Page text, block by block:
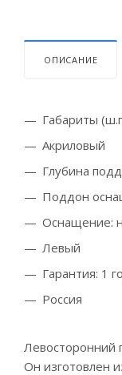
ОПИСАНИЕ
Габариты
Акриловый
Глубина
Поддон
Оснащение:
Левый
Гарантия: 1
Россия
Левосторонний
Он изготовлен